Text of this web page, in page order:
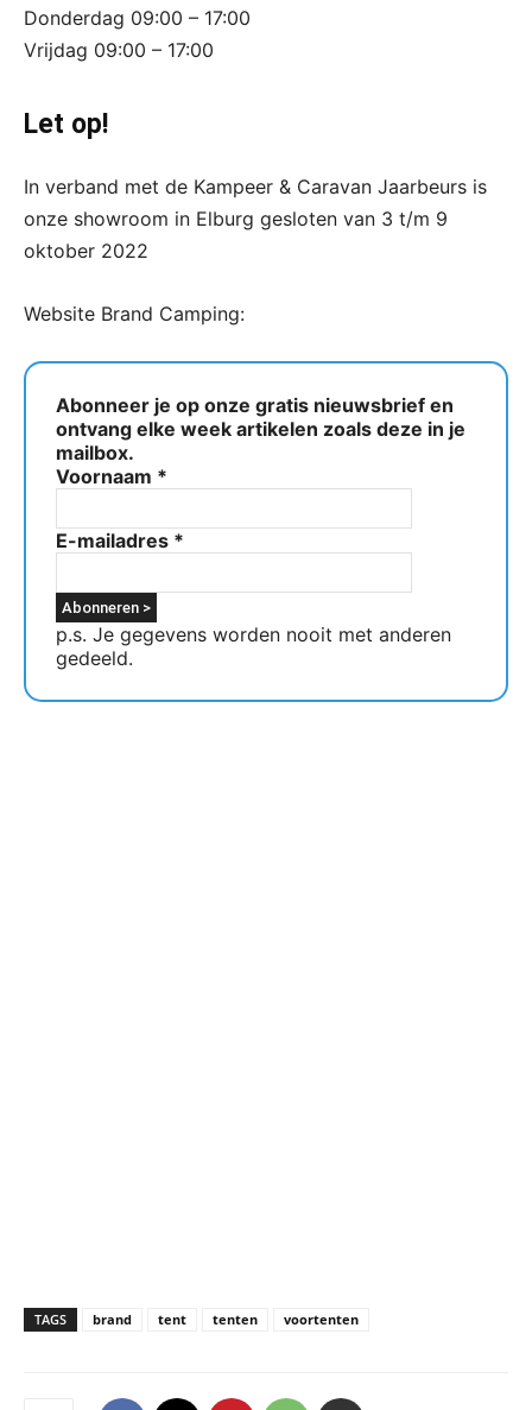
Donderdag 09:00 – 17:00
Vrijdag 09:00 – 17:00
Let op!
In verband met de Kampeer & Caravan Jaarbeurs is
onze showroom in Elburg gesloten van 3 t/m 9
oktober 2022
Website Brand Camping:
Abonneer je op onze gratis nieuwsbrief en
ontvang elke week artikelen zoals deze in je
mailbox.
Voornaam *
E-mailadres *
p.s. Je gegevens worden nooit met anderen
gedeeld.
TAGS brand tent tenten voortenten